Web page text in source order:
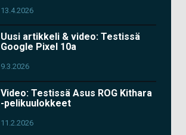
13.4.2026
Uusi artikkeli & video: Testissä
Google Pixel 10a
9.3.2026
Video: Testissä Asus ROG Kithara
-pelikuulokkeet
11.2.2026